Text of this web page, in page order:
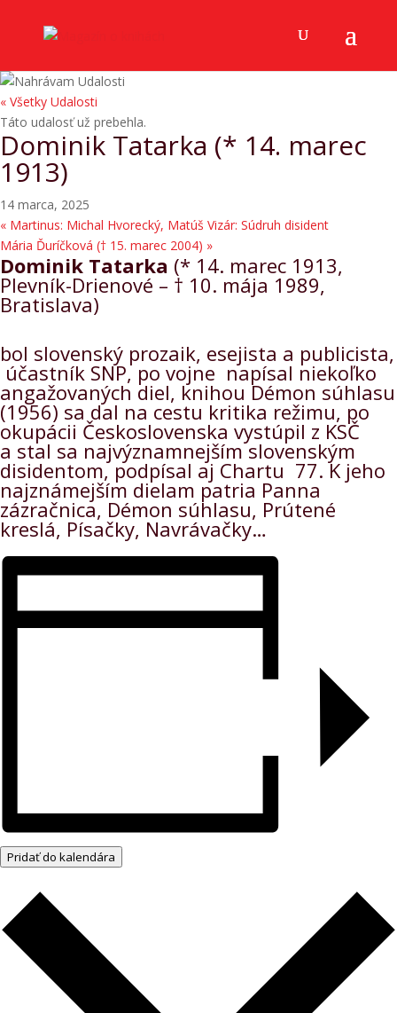
« Všetky Udalosti
Táto udalosť už prebehla.
Dominik Tatarka (* 14. marec
1913)
14 marca, 2025
« Martinus: Michal Hvorecký, Matúš Vizár: Súdruh disident
Mária Ďuríčková († 15. marec 2004) »
Dominik Tatarka (* 14. marec 1913,
Plevník-Drienové – † 10. mája 1989,
Bratislava)
bol slovenský prozaik, esejista a publicista,
účastník SNP, po vojne napísal niekoľko
angažovaných diel, knihou Démon súhlasu
(1956) sa dal na cestu kritika režimu, po
okupácii Československa vystúpil z KSČ
a stal sa najvýznamnejším slovenským
disidentom, podpísal aj Chartu 77. K jeho
najznámejším dielam patria Panna
zázračnica, Démon súhlasu, Prútené
kreslá, Písačky, Navrávačky…
Pridať do kalendára